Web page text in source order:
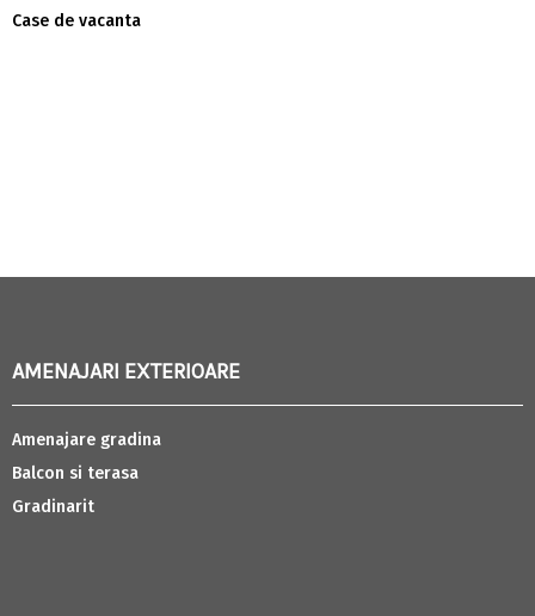
Case de vacanta
AMENAJARI EXTERIOARE
Amenajare gradina
Balcon si terasa
Gradinarit